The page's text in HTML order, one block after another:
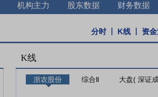
机构主力 股东数据 财务数据
分时 K线 资
K线
浙农股份 综合Ⅱ 大盘( 深证